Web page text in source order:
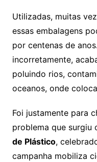
Utilizadas, muitas
essas embalagens
por centenas de
incorretamente,
poluindo rios,
oceanos, onde
Foi justamente para
problema que surgiu
de Plástico,
campanha mobiliza